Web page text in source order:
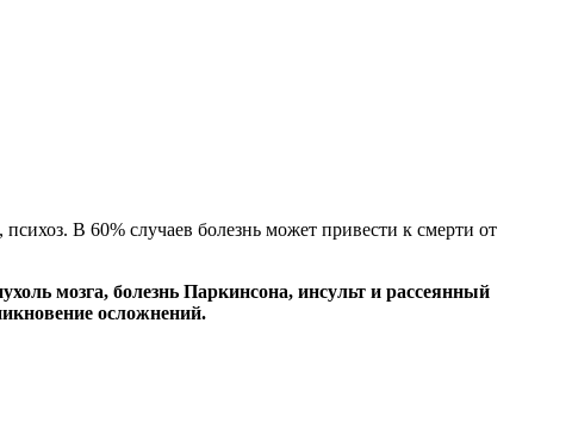
В 60% случаев болезнь может привести к смерти от
мозга, болезнь Паркинсона, инсульт и рассеянный
осложнений.